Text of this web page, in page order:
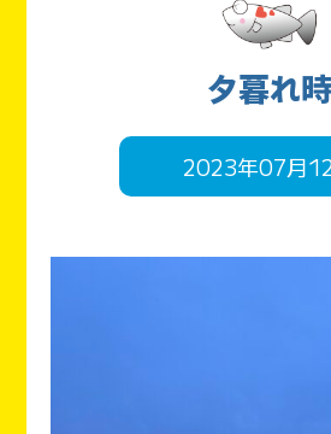
夕暮れ時
2023年07月